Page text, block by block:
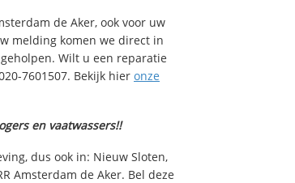
de Aker, ook voor uw
melding komen we direct in
Wilt u een reparatie
7601507. Bekijk hier onze
en vaatwassers!!
dus ook in: Nieuw Sloten,
Amsterdam de Aker. Bel deze